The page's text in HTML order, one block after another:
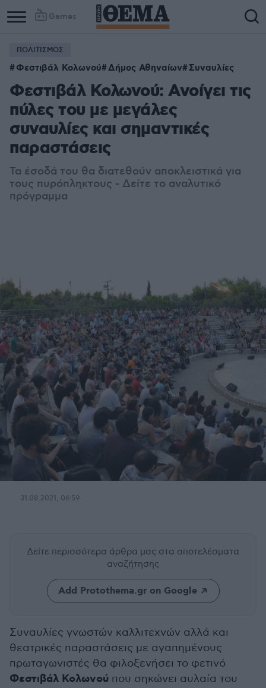
Games
ΠΟΛΙΤΙΣΜΟΣ
Φεστιβάλ Κολωνού Δήμος Αθηναίων Συναυλίες
Φεστιβάλ Κολωνού: Ανοίγει τις
πύλες του με μεγάλες
συναυλίες και σημαντικές
παραστάσεις
Τα έσοδά του θα διατεθούν αποκλειστικά για
τους πυρόπληκτους - Δείτε το αναλυτικό
πρόγραμμα
31.08.2021, 06:59
Δείτε περισσότερα άρθρα μας στα αποτελέσματα
αναζήτησης
Add Protothema.gr on Google
Συναυλίες γνωστών καλλιτεχνών αλλά και
θεατρικές παραστάσεις με αγαπημένους
πρωταγωνιστές θα φιλοξενήσει το φετινό
Φεστιβάλ Κολωνού που σηκώνει αυλαία του